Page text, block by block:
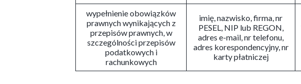
wypełnienie obowiązków
prawnych wynikających z
przepisów prawnych, w
szczególności przepisów
podatkowych i
rachunkowych
imię, nazwisko, firma, nr
PESEL, NIP lub REGON,
adres e-mail, nr telefonu,
adres korespondencyjny, nr
karty płatniczej